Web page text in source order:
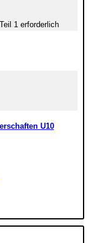
1 erforderlich
U10